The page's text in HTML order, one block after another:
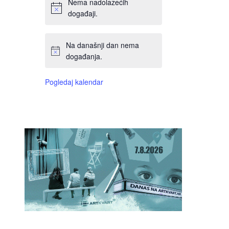
Nema nadolazećih
događaji.
Na današnji dan nema
događanja.
Pogledaj kalendar